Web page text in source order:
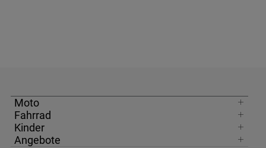
Moto
Fahrrad
Kinder
Angebote